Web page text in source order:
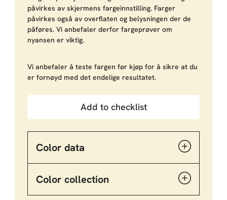
påvirkes av skjermens fargeinnstilling. Farger
påvirkes også av overflaten og belysningen der de
påføres. Vi anbefaler derfor fargeprøver om
nyansen er viktig.
Vi anbefaler å teste fargen før kjøp for å sikre at du
er fornøyd med det endelige resultatet.
Add to checklist
Color data
Color collection